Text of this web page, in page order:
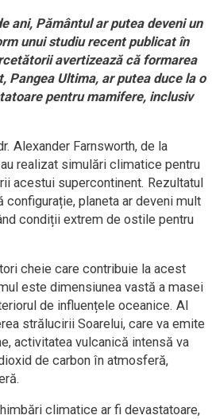
ani, Pământul ar putea deveni un
unui studiu recent publicat în
avertizează că formarea
Pangea Ultima, ar putea duce la o
pentru mamifere, inclusiv
Alexander Farnsworth, de la
realizat simulări climatice pentru
acestui supercontinent. Rezultatul
configurație, planeta ar deveni mult
condiții extrem de ostile pentru
cheie care contribuie la acest
este dimensiunea vastă a masei
de influențele oceanice. Al
strălucirii Soarelui, care va emite
activitatea vulcanică intensă va
de carbon în atmosferă,
climatice ar fi devastatoare,